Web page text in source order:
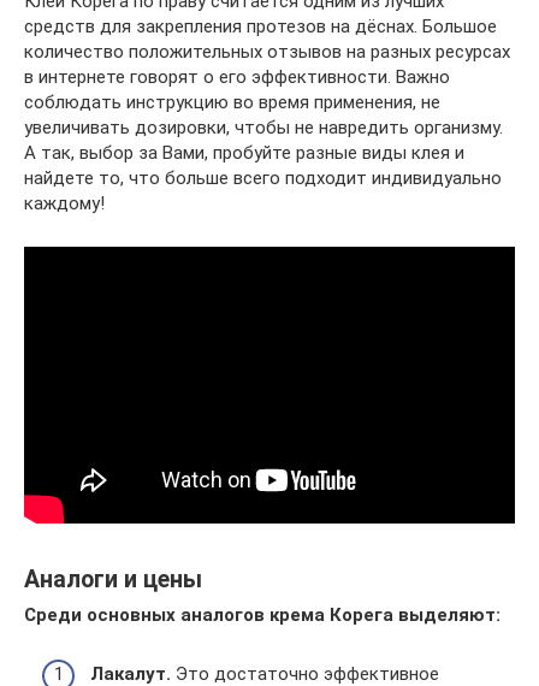
средств для закрепления протезов на дёснах. Большое
количество положительных отзывов на разных ресурсах
в интернете говорят о его эффективности. Важно
соблюдать инструкцию во время применения, не
увеличивать дозировки, чтобы не навредить организму.
А так, выбор за Вами, пробуйте разные виды клея и
найдете то, что больше всего подходит индивидуально
каждому!
Аналоги и цены
Среди основных аналогов крема Корега выделяют:
Лакалут. Это достаточно эффективное